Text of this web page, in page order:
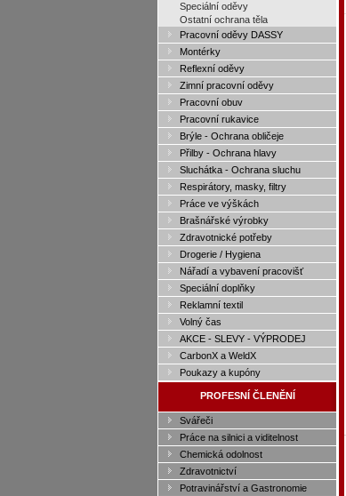
Speciální oděvy
Ostatní ochrana těla
Pracovní oděvy DASSY
Montérky
Reflexní oděvy
Zimní pracovní oděvy
Pracovní obuv
Pracovní rukavice
Brýle - Ochrana obličeje
Přilby - Ochrana hlavy
Sluchátka - Ochrana sluchu
Respirátory, masky, filtry
Práce ve výškách
Brašnářské výrobky
Zdravotnické potřeby
Drogerie / Hygiena
Nářadí a vybavení pracovišť
Speciální doplňky
Reklamní textil
Volný čas
AKCE - SLEVY - VÝPRODEJ
CarbonX a WeldX
Poukazy a kupóny
PROFESNÍ ČLENĚNÍ
Svářeči
Práce na silnici a viditelnost
Chemická odolnost
Zdravotnictví
Potravinářství a Gastronomie